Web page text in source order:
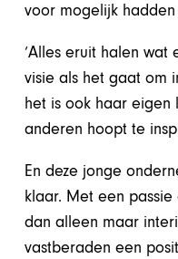
voor mogelijk
‘Alles eruit halen wat
visie als het gaat om
het is ook haar eigen
anderen hoopt te
En deze jonge
klaar. Met een
dan alleen maar
vastberaden een